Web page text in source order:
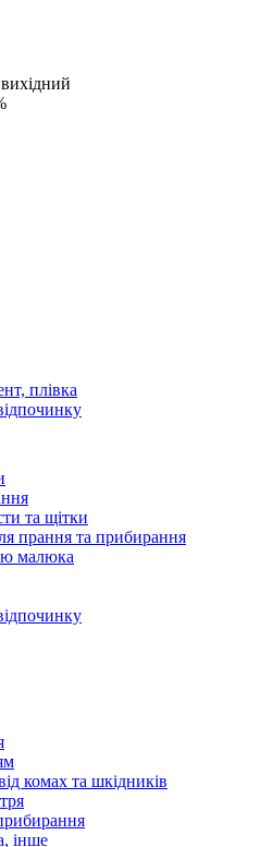
плівка
та щітки
прання та прибирання
малюка
комах та шкідників
інше